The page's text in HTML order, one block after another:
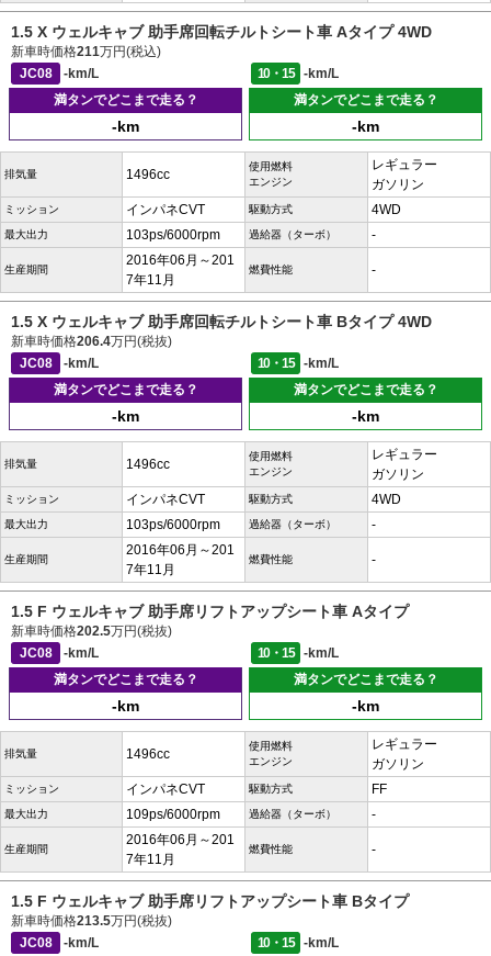
1.5 X ウェルキャブ 助手席回転チルトシート車 Aタイプ 4WD
新車時価格211万円(税込)
JC08
-km/L 10・15
-km/L
満タンでどこまで走る？
-km
満タンでどこまで走る？
-km
排気量 1496cc
使用燃料
エンジン
レギュラー
ガソリン
ミッション インパネCVT 駆動方式 4WD
最大出力 103ps/6000rpm 過給器（ターボ） -
生産期間
2016年06月～201
7年11月
燃費性能 -
1.5 X ウェルキャブ 助手席回転チルトシート車 Bタイプ 4WD
新車時価格206.4万円(税抜)
JC08
-km/L 10・15
-km/L
満タンでどこまで走る？
-km
満タンでどこまで走る？
-km
排気量 1496cc
使用燃料
エンジン
レギュラー
ガソリン
ミッション インパネCVT 駆動方式 4WD
最大出力 103ps/6000rpm 過給器（ターボ） -
生産期間
2016年06月～201
7年11月
燃費性能 -
1.5 F ウェルキャブ 助手席リフトアップシート車 Aタイプ
新車時価格202.5万円(税抜)
JC08
-km/L 10・15
-km/L
満タンでどこまで走る？
-km
満タンでどこまで走る？
-km
排気量 1496cc
使用燃料
エンジン
レギュラー
ガソリン
ミッション インパネCVT 駆動方式 FF
最大出力 109ps/6000rpm 過給器（ターボ） -
生産期間
2016年06月～201
7年11月
燃費性能 -
1.5 F ウェルキャブ 助手席リフトアップシート車 Bタイプ
新車時価格213.5万円(税抜)
JC08
-km/L 10・15 -km/L